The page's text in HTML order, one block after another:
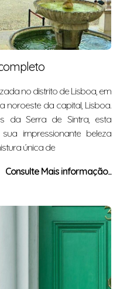
no distrito de Lisboa, em
noroeste da capital, Lisboa.
da Serra de Sintra, esta
impressionante beleza
única de
Consulte Mais informação...